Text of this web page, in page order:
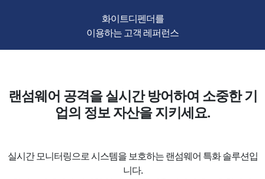
화이트디펜더를
이용하는 고객 레퍼런스
랜섬웨어 공격을 실시간 방어하여 소중한 기
업의 정보 자산을 지키세요.
실시간 모니터링으로 시스템을 보호하는 랜섬웨어 특화 솔루션입
니다.